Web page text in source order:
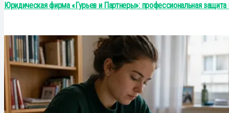
Юридическая фирма «Гурьев и Партнеры»: профессиональная защита